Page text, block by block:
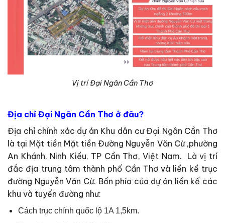
Vị trí Đại Ngân Cần Thơ
Địa chỉ Đại Ngân Cần Thơ ở đâu?
Địa chỉ chính xác dự án Khu dân cư Đại Ngân Cần Thơ
là tại Mặt tiền Mặt tiền Đường Nguyễn Văn Cừ ,phường
An Khánh, Ninh Kiều, TP Cần Thơ, Việt Nam. Là vị trí
đắc địa trung tâm thành phố Cần Thơ và liền kề trục
đường Nguyễn Văn Cừ. Bốn phía của dự án liền kế các
khu và tuyến đường như:
Cách trục chính quốc lộ 1A 1,5km.